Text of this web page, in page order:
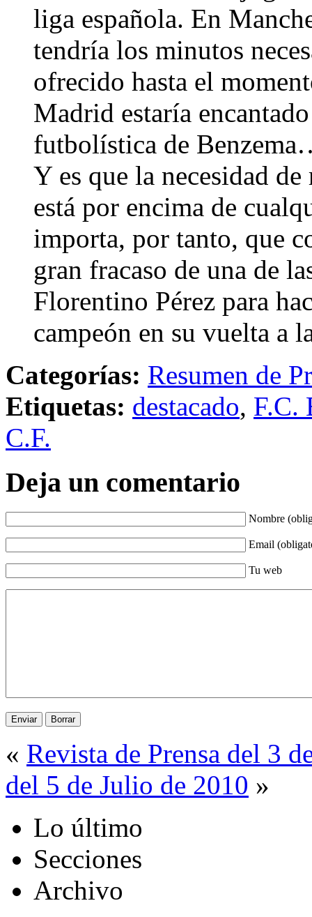
liga española. En
tendría los minutos
ofrecido hasta el
Madrid estaría
futbolística de
Y es que la necesidad
está por encima de
importa, por tanto, que
gran fracaso de una de
Florentino Pérez para
campeón en su vuelta
Categorías: Resumen de
Etiquetas: destacado, F.C.
C.F.
Deja un comentario
Nombre
Email
Tu web
« Revista de Prensa del 3
del 5 de Julio de 2010 »
Lo último
Secciones
Archivo